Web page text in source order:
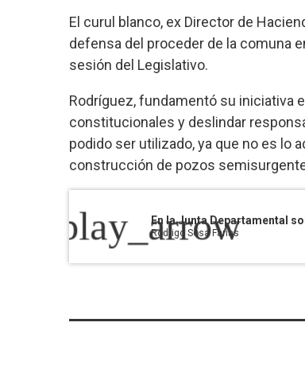
El curul blanco, ex Director de
defensa del proceder de la comuna
sesión del Legislativo.
Rodríguez, fundamentó su iniciativa
constitucionales y deslindar
podido ser utilizado, ya que no es lo
construcción de pozos
play_arrow
Rodrigo Sosa Farias